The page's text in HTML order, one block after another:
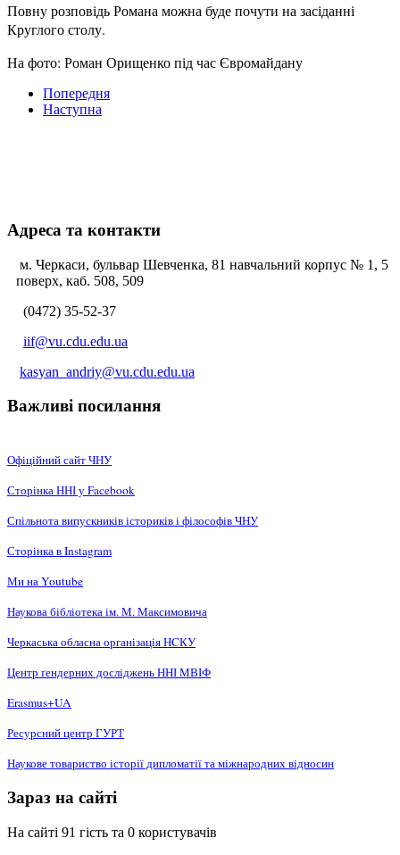
Повну розповідь Романа можна буде почути на засіданні
Круглого столу.
На фото: Роман Орищенко під час Євромайдану
Попередня
Наступна
Адреса та контакти
м. Черкаси, бульвар Шевченка, 81 навчальний корпус № 1, 5
поверх, каб. 508, 509
(0472) 35-52-37
iif@vu.cdu.edu.ua
kasyan_andriy@vu.cdu.edu.ua
Важливі посилання
Офіційний сайт ЧНУ
Сторінка ННІ у Facebook
Спільнота випускників істориків і філософів ЧНУ
Сторінка в Instagram
Ми на Youtube
Наукова бібліотека ім. М. Максимовича
Черкаська обласна організація НCКУ
Центр ґендерних досліджень ННІ МВІФ
Erasmus+UA
Ресурсний центр ГУРТ
Наукове товариство історії дипломатії та міжнародних відносин
Зараз на сайті
На сайті 91 гість та 0 користувачів